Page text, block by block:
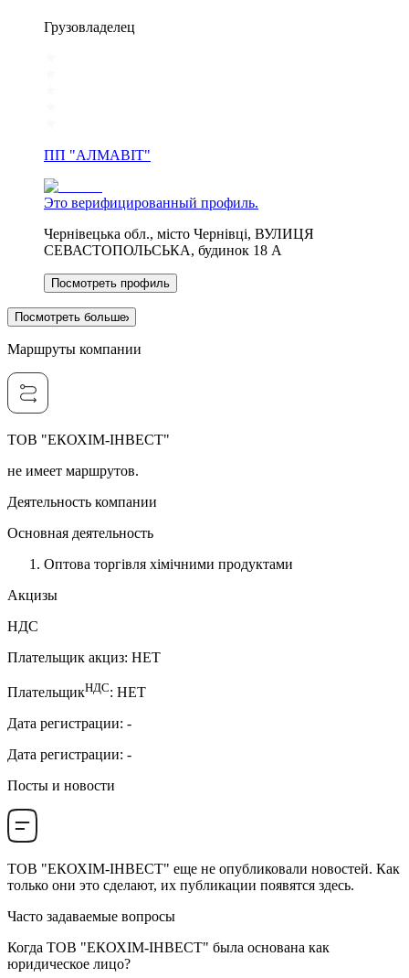
Грузовладелец
ПП "АЛМАВІТ"
Это верифицированный профиль.
Чернівецька обл., місто Чернівці, ВУЛИЦЯ
СЕВАСТОПОЛЬСЬКА, будинок 18 А
Посмотреть профиль
Посмотреть больше
Маршруты компании
ТОВ "ЕКОХІМ-ІНВЕСТ"
не имеет маршрутов.
Деятельность компании
Основная деятельность
Оптова торгівля хімічними продуктами
Акцизы
НДС
Плательщик акциз: НЕТ
ПлательщикНДС: НЕТ
Дата регистрации: -
Дата регистрации: -
Посты и новости
ТОВ "ЕКОХІМ-ІНВЕСТ" еще не опубликовали новостей. Как
только они это сделают, их публикации появятся здесь.
Часто задаваемые вопросы
Когда ТОВ "ЕКОХІМ-ІНВЕСТ" была основана как
юридическое лицо?